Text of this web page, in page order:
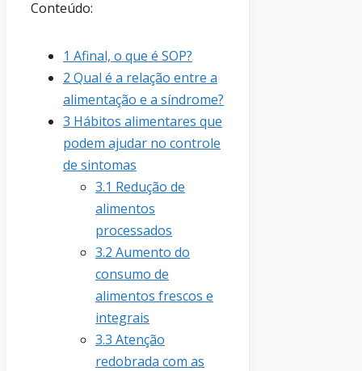
Conteúdo:
1 Afinal, o que é SOP?
2 Qual é a relação entre a
alimentação e a síndrome?
3 Hábitos alimentares que
podem ajudar no controle
de sintomas
3.1 Redução de
alimentos
processados
3.2 Aumento do
consumo de
alimentos frescos e
integrais
3.3 Atenção
redobrada com as